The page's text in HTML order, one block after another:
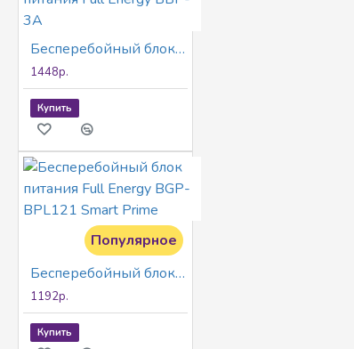
Бесперебойный блок питания Full Energy BBP-3A
1448р.
Купить
Популярное
Бесперебойный блок питания Full Energy BGP-BPL121 Smart Prime
1192р.
Купить